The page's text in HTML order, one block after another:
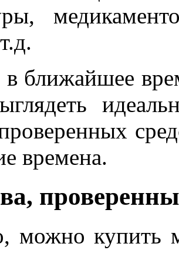
ближайшее
времена.
можно купить